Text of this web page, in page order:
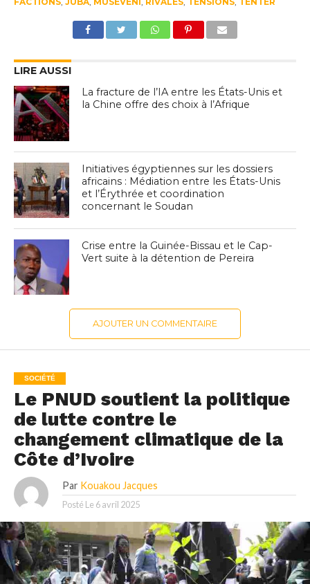
LIRE AUSSI
La fracture de l’IA entre les États-Unis et
la Chine offre des choix à l’Afrique
Initiatives égyptiennes sur les dossiers
africains : Médiation entre les États-Unis
et l’Érythrée et coordination
concernant le Soudan
Crise entre la Guinée-Bissau et le Cap-
Vert suite à la détention de Pereira
AJOUTER UN COMMENTAIRE
SOCIÉTÉ
Le PNUD soutient la politique
de lutte contre le
changement climatique de la
Côte d’Ivoire
Par Kouakou Jacques
Posté Le 6 avril 2025